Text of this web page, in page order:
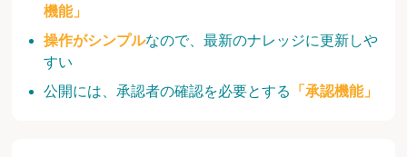
機能」
操作がシンプルなので、最新のナレッジに更新しや
すい
公開には、承認者の確認を必要とする
「承認機能」